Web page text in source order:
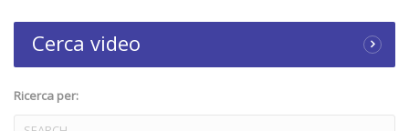
Cerca video
Ricerca per: